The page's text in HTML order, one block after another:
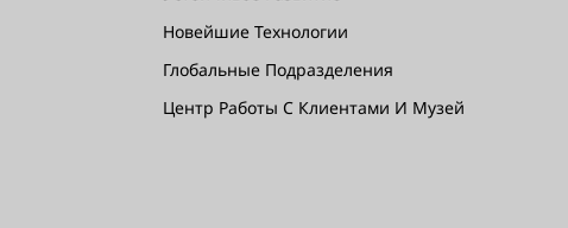
Новейшие Технологии
Глобальные Подразделения
Центр Работы С Клиентами И Музей